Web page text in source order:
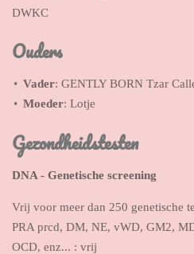
DWKC
Ouders
Vader: GENTLY BORN Tzar
Moeder: Lotje
Gezondheidstesten
DNA - Genetische screening
Vrij voor meer dan 250 genetische
PRA prcd, DM, NE, vWD, GM2,
OCD, enz... : vrij